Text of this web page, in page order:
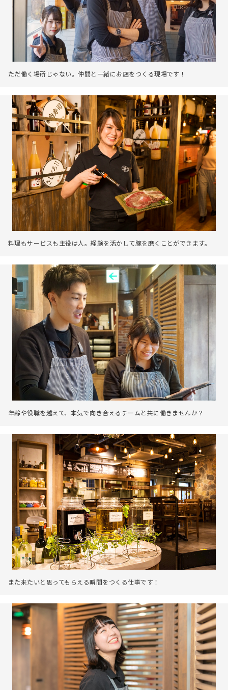
ただ働く場所じゃない。仲間と一緒にお店をつくる現場です！
料理もサービスも主役は人。経験を活かして腕を磨くことができます。
年齢や役職を越えて、本気で向き合えるチームと共に働きませんか？
また来たいと思ってもらえる瞬間をつくる仕事です！